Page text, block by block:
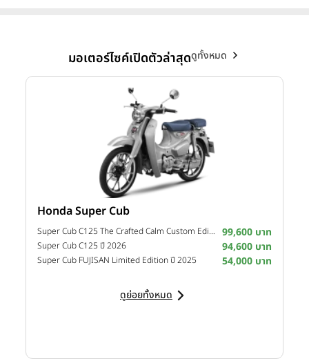
มอเตอร์ไซค์เปิดตัวล่าสุดดูทั้งหมด
Honda Super Cub
Super Cub C125 The Crafted Calm Custom Edition ปี 2026 99,600 บาท
Super Cub C125 ปี 2026 94,600 บาท
Super Cub FUJISAN Limited Edition ปี 2025 54,000 บาท
ดูย่อยทั้งหมด